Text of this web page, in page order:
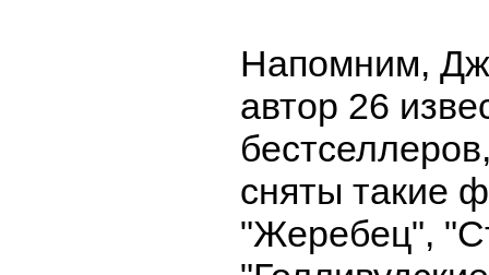
Напомним,
автор 26
сняты такие
"Жеребец",